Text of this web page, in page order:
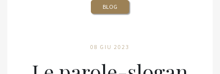
BLOG
08 GIU 2023